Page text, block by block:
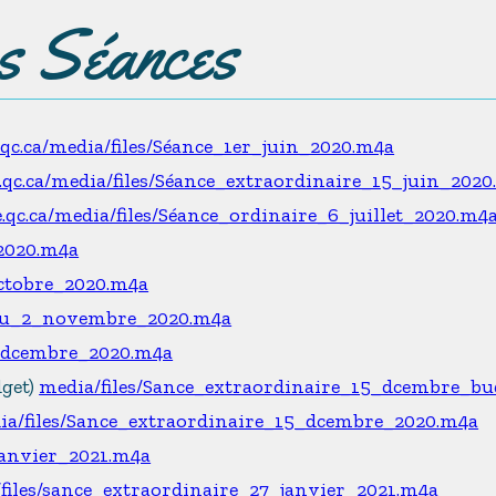
Séances
media/files/Séance_1er_juin_2020.m4a
media/files/
media/files/
media/files/
files/Sance_extraordinaire_15_dcembre_2020.m4a
sance_extraordinaire_27_janvier_2021.m4a